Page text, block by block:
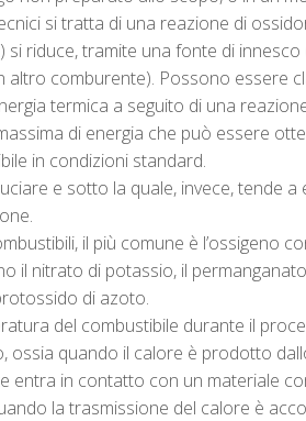
si tratta di una reazione di
si riduce, tramite una fonte di innesco
comburente). Possono essere
termica a seguito di una
di energia che può essere
in condizioni standard.
e sotto la quale, invece, tende
il più comune è l’ossigeno
nitrato di potassio, il
di azoto.
del combustibile durante il
quando il calore è prodotto
in contatto con un materiale
la trasmissione del calore è